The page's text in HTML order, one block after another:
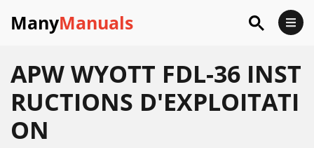
ManyManuals
APW WYOTT FDL-36 INST
RUCTIONS D'EXPLOITATI
ON